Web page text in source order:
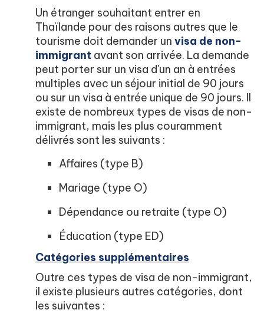
Un étranger souhaitant entrer en
Thaïlande pour des raisons autres que le
tourisme doit demander un visa de non-
immigrant avant son arrivée. La demande
peut porter sur un visa d'un an à entrées
multiples avec un séjour initial de 90 jours
ou sur un visa à entrée unique de 90 jours. Il
existe de nombreux types de visas de non-
immigrant, mais les plus couramment
délivrés sont les suivants :
Affaires (type B)
Mariage (type O)
Dépendance ou retraite (type O)
Éducation (type ED)
Catégories supplémentaires
Outre ces types de visa de non-immigrant,
il existe plusieurs autres catégories, dont
les suivantes :